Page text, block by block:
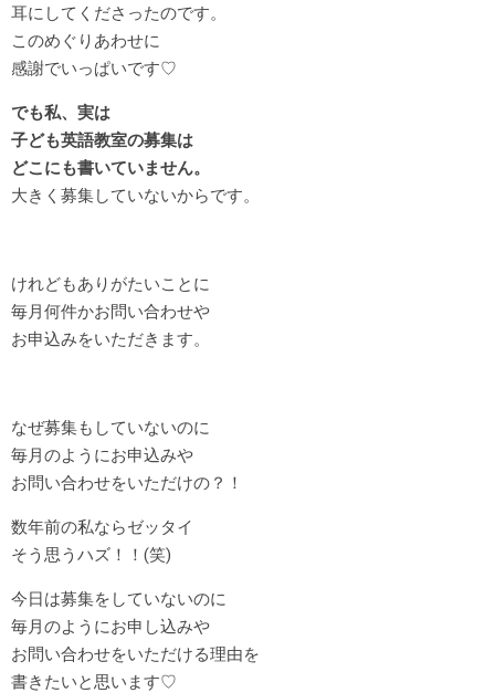
耳にしてくださったのです。
このめぐりあわせに
感謝でいっぱいです♡
でも私、実は
子ども英語教室の募集は
どこにも書いていません。
大きく募集していないからです。
けれどもありがたいことに
毎月何件かお問い合わせや
お申込みをいただきます。
なぜ募集もしていないのに
毎月のようにお申込みや
お問い合わせをいただけの？！
数年前の私ならゼッタイ
そう思うハズ！！(笑)
今日は募集をしていないのに
毎月のようにお申し込みや
お問い合わせをいただける理由を
書きたいと思います♡